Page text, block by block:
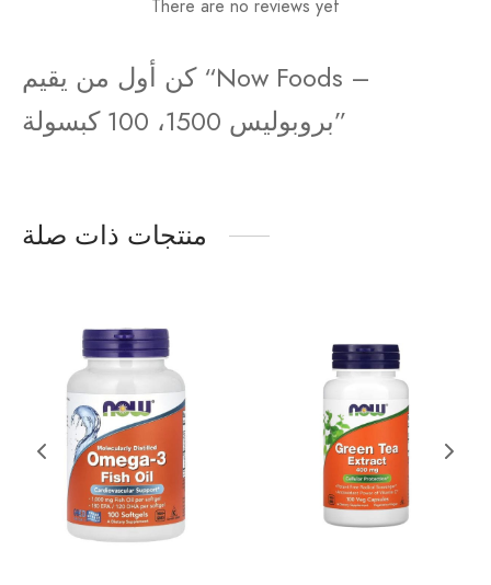
There are no reviews yet
كن أول من يقيم “Now Foods –
بروبوليس 1500، 100 كبسولة”
منتجات ذات صلة